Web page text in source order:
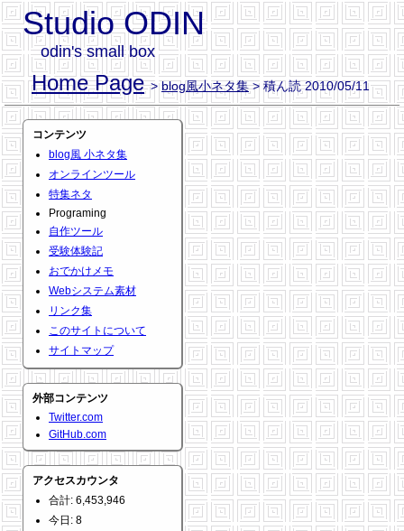
Studio ODIN
odin's small box
Home Page >blog風小ネタ集> 積ん読 2010/05/11
コンテンツ
blog風 小ネタ集
オンラインツール
特集ネタ
Programing
自作ツール
受験体験記
おでかけメモ
Webシステム素材
リンク集
このサイトについて
サイトマップ
外部コンテンツ
Twitter.com
GitHub.com
アクセスカウンタ
合計: 6,453,946
今日: 8